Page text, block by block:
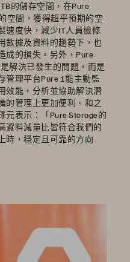
的儲存空間，在Pure
空間，獲得超乎預期的空
速度快，減少IT人員檢修
數據及資料的趨勢下，也
成的損失。另外，Pure
解決已發生的問題，而是
管理平台Pure 1能主動監
效能，分析並協助解決潛
的管理上更加便利。和之
表示：「Pure Storage的
資料減量比皆符合我們的
時，穩定且可靠的方向